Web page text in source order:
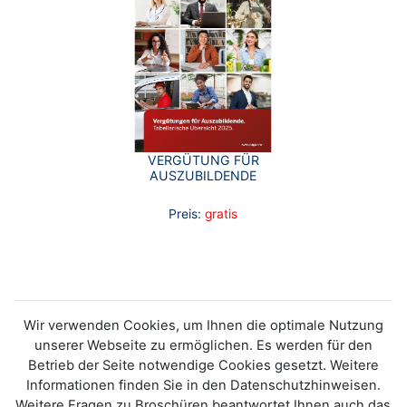
VERGÜTUNG FÜR
AUSZUBILDENDE
Preis: gratis
Wir verwenden Cookies, um Ihnen die optimale Nutzung
unserer Webseite zu ermöglichen. Es werden für den
Betrieb der Seite notwendige Cookies gesetzt. Weitere
Informationen finden Sie in den Datenschutzhinweisen.